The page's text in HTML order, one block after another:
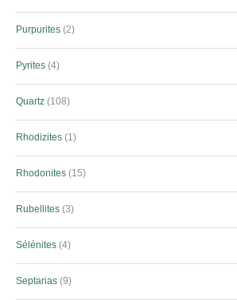
Purpurites 2
Pyrites 4
Quartz 108
Rhodizites 1
Rhodonites 15
Rubellites 3
Sélénites 4
Septarias 9